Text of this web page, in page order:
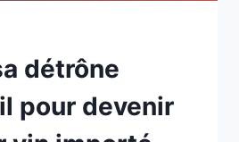
détrône
pour devenir